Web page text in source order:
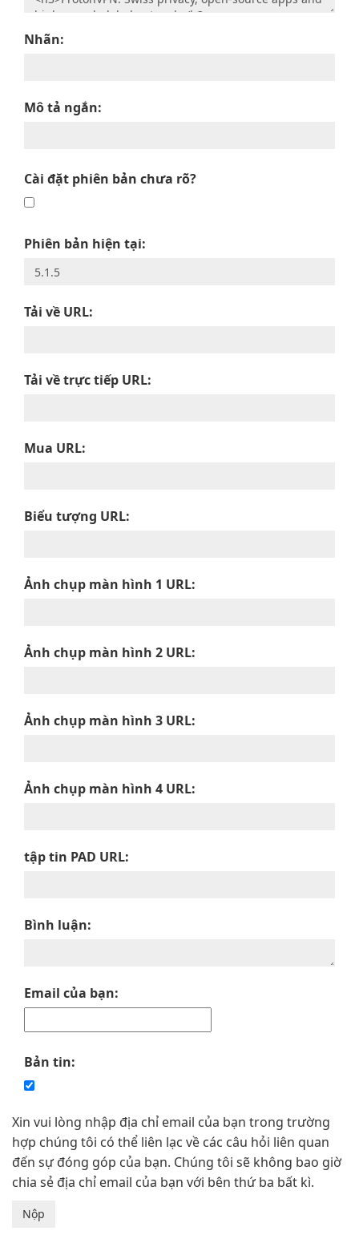
Nhãn:
Mô tả ngắn:
Cài đặt phiên bản chưa rõ?
Phiên bản hiện tại:
Tải về URL:
Tải về trực tiếp URL:
Mua URL:
Biểu tượng URL:
Ảnh chụp màn hình 1 URL:
Ảnh chụp màn hình 2 URL:
Ảnh chụp màn hình 3 URL:
Ảnh chụp màn hình 4 URL:
tập tin PAD URL:
Bình luận:
Email của bạn:
Bản tin:
Xin vui lòng nhập địa chỉ email của bạn trong trường
hợp chúng tôi có thể liên lạc về các câu hỏi liên quan
đến sự đóng góp của bạn. Chúng tôi sẽ không bao giờ
chia sẻ địa chỉ email của bạn với bên thứ ba bất kì.